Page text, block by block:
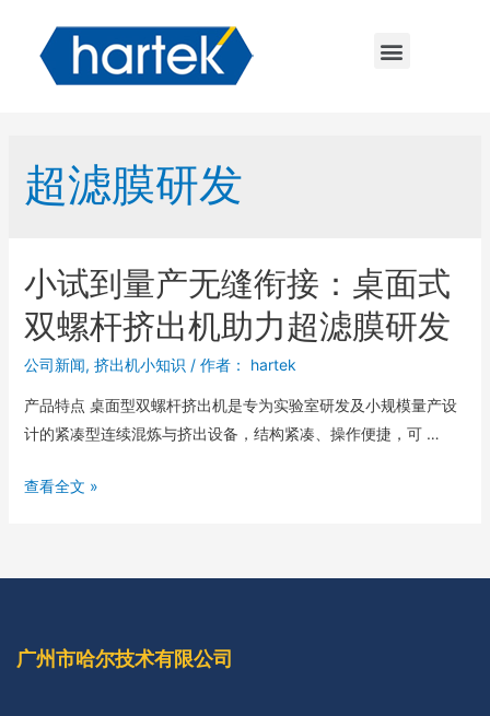
超滤膜研发
小试到量产无缝衔接：桌面式
双螺杆挤出机助力超滤膜研发
公司新闻, 挤出机小知识 / 作者： hartek
产品特点 桌面型双螺杆挤出机是专为实验室研发及小规模量产设
计的紧凑型连续混炼与挤出设备，结构紧凑、操作便捷，可 …
查看全文 »
广州市哈尔技术有限公司